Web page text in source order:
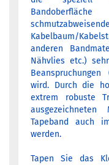
Kabelbaum/
anderen
Nähvlies etc.)
wird. Durch die
extrem robuste
Tapeband auch
werden.
Tapen Sie das